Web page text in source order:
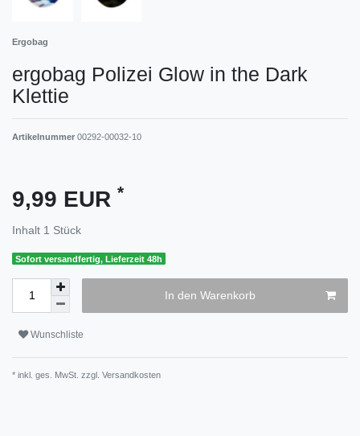
Ergobag
ergobag Polizei Glow in the Dark
Klettie
Artikelnummer 00292-00032-10
9,99 EUR *
Inhalt 1 Stück
Sofort versandfertig, Lieferzeit 48h
In den Warenkorb
Wunschliste
* inkl. ges. MwSt. zzgl. Versandkosten